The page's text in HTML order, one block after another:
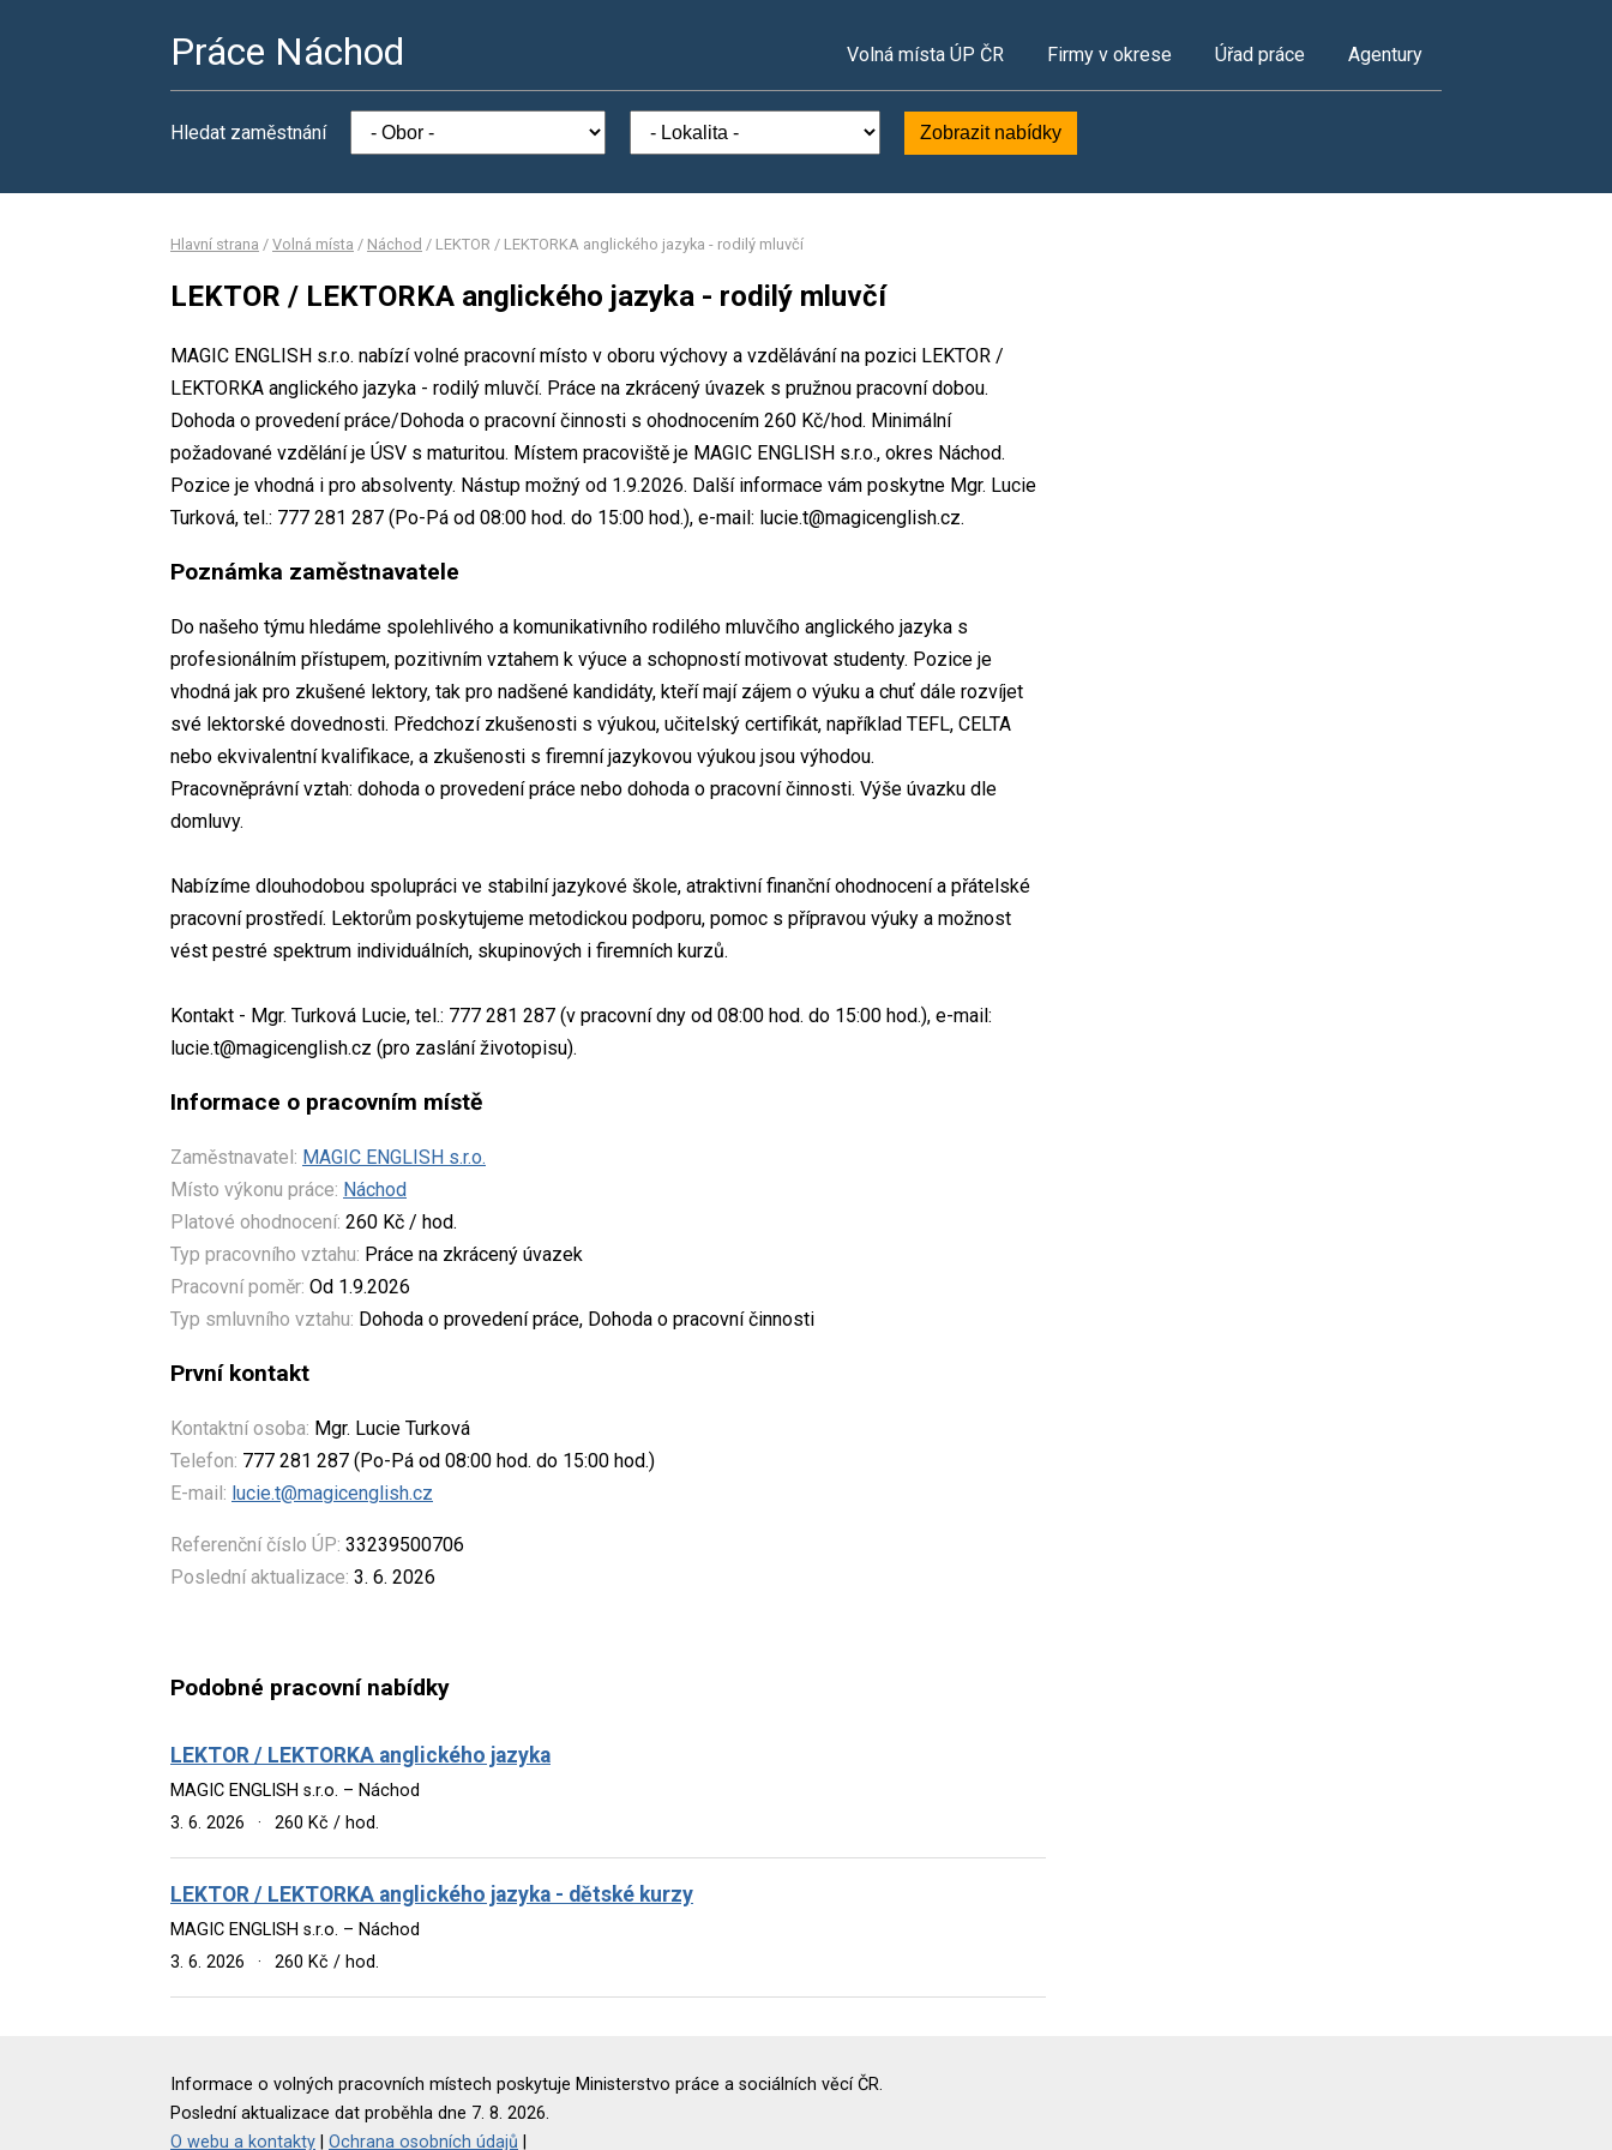
Práce Náchod Volná místa ÚP ČR Firmy v okrese Úřad práce Agentury
Hledat zaměstnání Zobrazit nabídky
Hlavní strana / Volná místa / Náchod / LEKTOR / LEKTORKA anglického jazyka - rodilý mluvčí
LEKTOR / LEKTORKA anglického jazyka - rodilý mluvčí
MAGIC ENGLISH s.r.o. nabízí volné pracovní místo v oboru výchovy a vzdělávání na pozici LEKTOR /
LEKTORKA anglického jazyka - rodilý mluvčí. Práce na zkrácený úvazek s pružnou pracovní dobou.
Dohoda o provedení práce/Dohoda o pracovní činnosti s ohodnocením 260 Kč/hod. Minimální
požadované vzdělání je ÚSV s maturitou. Místem pracoviště je MAGIC ENGLISH s.r.o., okres Náchod.
Pozice je vhodná i pro absolventy. Nástup možný od 1.9.2026. Další informace vám poskytne Mgr. Lucie
Turková, tel.: 777 281 287 (Po-Pá od 08:00 hod. do 15:00 hod.), e-mail: lucie.t@magicenglish.cz.
Poznámka zaměstnavatele
Do našeho týmu hledáme spolehlivého a komunikativního rodilého mluvčího anglického jazyka s
profesionálním přístupem, pozitivním vztahem k výuce a schopností motivovat studenty. Pozice je
vhodná jak pro zkušené lektory, tak pro nadšené kandidáty, kteří mají zájem o výuku a chuť dále rozvíjet
své lektorské dovednosti. Předchozí zkušenosti s výukou, učitelský certifikát, například TEFL, CELTA
nebo ekvivalentní kvalifikace, a zkušenosti s firemní jazykovou výukou jsou výhodou.
Pracovněprávní vztah: dohoda o provedení práce nebo dohoda o pracovní činnosti. Výše úvazku dle
domluvy.
Nabízíme dlouhodobou spolupráci ve stabilní jazykové škole, atraktivní finanční ohodnocení a přátelské
pracovní prostředí. Lektorům poskytujeme metodickou podporu, pomoc s přípravou výuky a možnost
vést pestré spektrum individuálních, skupinových i firemních kurzů.
Kontakt - Mgr. Turková Lucie, tel.: 777 281 287 (v pracovní dny od 08:00 hod. do 15:00 hod.), e-mail:
lucie.t@magicenglish.cz (pro zaslání životopisu).
Informace o pracovním místě
Zaměstnavatel: MAGIC ENGLISH s.r.o.
Místo výkonu práce: Náchod
Platové ohodnocení: 260 Kč / hod.
Typ pracovního vztahu: Práce na zkrácený úvazek
Pracovní poměr: Od 1.9.2026
Typ smluvního vztahu: Dohoda o provedení práce, Dohoda o pracovní činnosti
První kontakt
Kontaktní osoba: Mgr. Lucie Turková
Telefon: 777 281 287 (Po-Pá od 08:00 hod. do 15:00 hod.)
E-mail: lucie.t@magicenglish.cz
Referenční číslo ÚP: 33239500706
Poslední aktualizace: 3. 6. 2026
Podobné pracovní nabídky
LEKTOR / LEKTORKA anglického jazyka
MAGIC ENGLISH s.r.o. – Náchod
3. 6. 2026
· 260 Kč / hod.
LEKTOR / LEKTORKA anglického jazyka - dětské kurzy
MAGIC ENGLISH s.r.o. – Náchod
3. 6. 2026
· 260 Kč / hod.
Informace o volných pracovních místech poskytuje Ministerstvo práce a sociálních věcí ČR.
Poslední aktualizace dat proběhla dne 7. 8. 2026.
O webu a kontakty
Ochrana osobních údajů